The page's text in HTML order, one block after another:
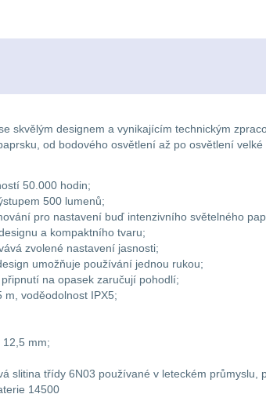
skvělým designem a vynikajícím technickým
od bodového osvětlení až po osvětlení
50.000 hodin;
500 lumenů;
pro nastavení buď intenzivního světelného
a kompaktního tvaru;
zvolené nastavení jasnosti;
umožňuje používání jednou rukou;
na opasek zaručují pohodlí;
m, voděodolnost IPX5;
mm;
slitina třídy 6N03 používané v leteckém
14500